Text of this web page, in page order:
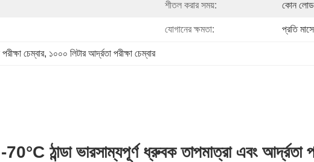
শীতল করার সময়: কোন লোড
যোগানের ক্ষমতা: প্রতি
চেম্বার, ১০০০ লিটার আর্দ্রতা পরীক্ষা চেম্বার
ঠান্ডা ভারসাম্যপূর্ণ ধ্রুবক তাপমাত্রা এবং আর্দ্রতা